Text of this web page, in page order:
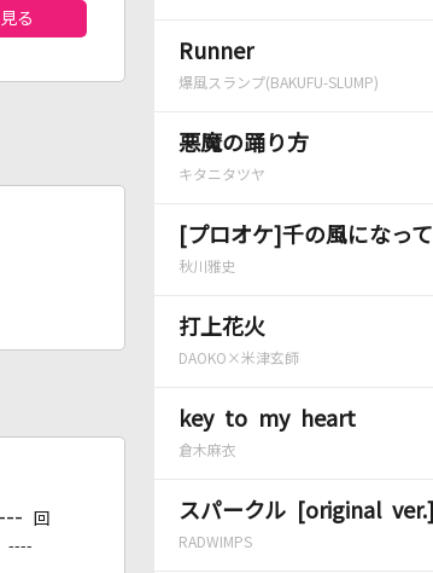
Runner
爆風スランプ(BAKUFU-SLUMP)
悪魔の踊り方
キタニタツヤ
[プロオケ]千の風になって
秋川雅史
打上花火
DAOKO×米津玄師
key to my heart
倉木麻衣
スパークル [original ver.]
RADWIMPS
る
回
----